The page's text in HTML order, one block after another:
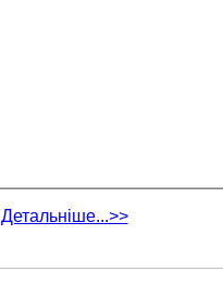
Детальніше...>>